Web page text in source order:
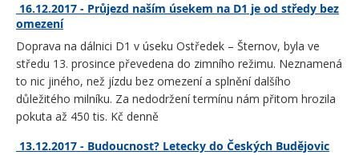
16.12.2017 - Průjezd naším úsekem na D1 je od středy bez
omezení
Doprava na dálnici D1 v úseku Ostředek – Šternov, byla ve
středu 13. prosince převedena do zimního režimu. Neznamená
to nic jiného, než jízdu bez omezení a splnění dalšího
důležitého milníku. Za nedodržení termínu nám přitom hrozila
pokuta až 450 tis. Kč denně
13.12.2017 - Budoucnost? Letecky do Českých Budějovic